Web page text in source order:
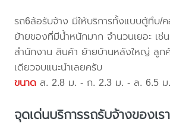
รถ6ล้อรับจ้าง มีให้บริการทั้งแบบตู้ทึบ/
ย้ายของที่มีน้ำหนักมาก จำนวนเยอะ เ
สำนักงาน สินค้า ย้ายบ้านหลังใหญ่ ลูก
เดียวจบแนะนำเลยครับ
ขนาด ส. 2.8 ม. - ก. 2.3 ม. - ล. 6.5 ม.
จุดเด่นบริการรถรับจ้างของเรา